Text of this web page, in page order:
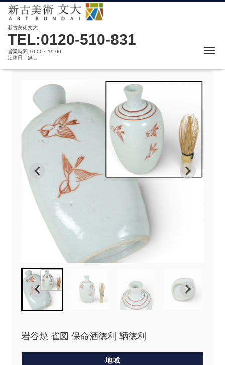
新古美術文大
TEL:0120-510-831
営業時間 10:00～19:00
定休日：無し
岩谷焼 雀図 保命酒徳利 鞆徳利
地域